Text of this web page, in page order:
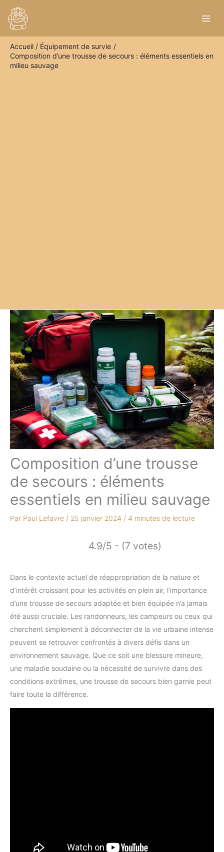
contenu
Accueil
Équipement de survie
Composition d’une trousse de secours : éléments essentiels en
milieu sauvage
Composition d’une trousse
de secours : éléments
essentiels en milieu sauvage
Par Paul Lefavre / 25 janvier 2024 / 4 minutes de lecture
4.9/5 - (7 votes)
Dans le contexte actuel de réappropriation de la nature et
d’intérêt croissant pour les activités en plein air, l’importance
d’une trousse de secours adaptée et bien équipée n’a jamais
été aussi cruciale. Les randonneurs, les campeurs ou ceux qui
cherchent simplement à déconnecter de la vie urbaine intense
peuvent se retrouver confrontés à divers défis dans un
environnement sauvage. Que ce soit une blessure mineure,
une maladie soudaine ou la nécessité de survivre dans des
conditions extrêmes, une trousse de secours bien garnie peut
faire toute la différence.
e
h
e